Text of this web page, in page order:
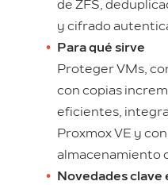
de ZFS,
y cifrado
Para qué sirve
Proteger VMs,
con copias
eficientes,
Proxmox VE y
almacenamiento
Novedades clave